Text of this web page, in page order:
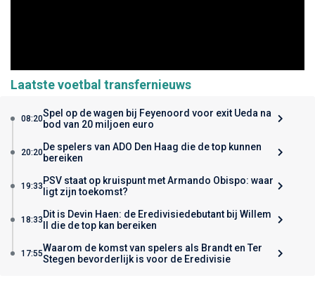
Laatste voetbal transfernieuws
08:20Spel op de wagen bij Feyenoord voor exit Ueda na
bod van 20 miljoen euro
20:20De spelers van ADO Den Haag die de top kunnen
bereiken
19:33 PSV staat op kruispunt met Armando Obispo: waar
ligt zijn toekomst?
18:33 Dit is Devin Haen: de Eredivisiedebutant bij Willem
II die de top kan bereiken
17:55Waarom de komst van spelers als Brandt en Ter
Stegen bevorderlijk is voor de Eredivisie